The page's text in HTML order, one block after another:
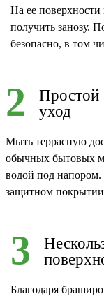
На ее
получить занозу.
безопасно, в том
2
Простой
уход
Мыть террасную
обычных бытовых
водой под
защитном
3
Благодаря